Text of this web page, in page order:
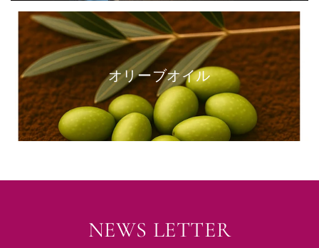
オリーブオイル
NEWS LETTER